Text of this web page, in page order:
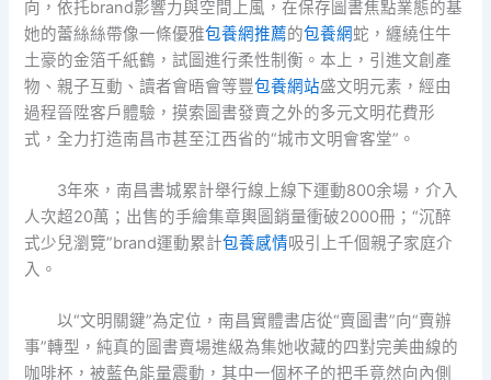
向，依托brand影響力與空間上風，在保存圖書焦點業態的基
她的蕾絲絲帶像一條優雅包養網推薦的包養網蛇，纏繞住牛
土豪的金箔千紙鶴，試圖進行柔性制衡。本上，引進文創產
物、親子互動、讀者會晤會等豐包養網站盛文明元素，經由
過程晉陞客戶體驗，摸索圖書發賣之外的多元文明花費形
式，全力打造南昌市甚至江西省的“城市文明會客堂”。
3年來，南昌書城累計舉行線上線下運動800余場，介入
人次超20萬；出售的手繪集章輿圖銷量衝破2000冊；“沉醉
式少兒瀏覽”brand運動累計包養感情吸引上千個親子家庭介
入。
以“文明關鍵”為定位，南昌實體書店從“賣圖書”向“賣辦
事”轉型，純真的圖書賣場進級為集她收藏的四對完美曲線的
咖啡杯，被藍色能量震動，其中一個杯子的把手竟然向內側